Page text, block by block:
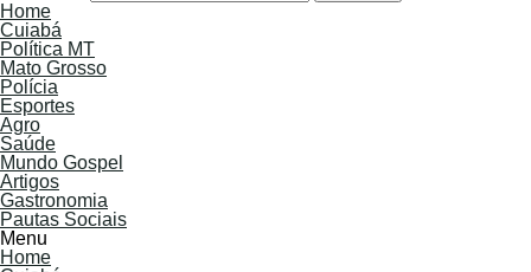
Home
Cuiabá
Política MT
Mato Grosso
Polícia
Esportes
Agro
Saúde
Mundo Gospel
Artigos
Gastronomia
Pautas Sociais
Menu
Home